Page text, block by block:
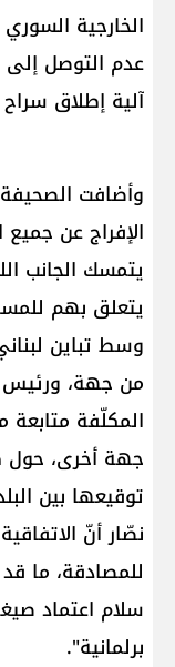
الخارجية
عدم التوصل إلى
آلية إطلاق
وأضافت
الإفراج عن
يتمسك الجانب
يتعلق بهم
وسط تباين
من جهة، ورئيس
المكلّفة
جهة أخرى، حول
توقيعها بين
نصّار أنّ
للمصادقة، ما
سلام اعتماد
برلمانية".